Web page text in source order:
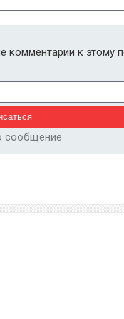
комментарии к этому
сообщение